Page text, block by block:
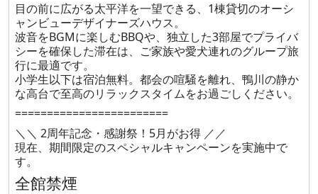
目の前に広がる太平洋を一望できる、1棟貸切のオーシ
ャンビューデザイナーズハウス。
波音をBGMに楽しむBBQや、独立した3部屋でプライバ
シーを確保した滞在は、ご家族や愛犬連れのグループ旅
行に最適です。
小学生以下は宿泊無料。都会の喧騒を離れ、鴨川の静か
な高台で至高のリラックスタイムをお過ごしください。
========================
＼＼ 2周年記念・感謝祭！5月がお得 ／／
現在、期間限定のスペシャルキャンペーンを実施中で
す。
全館禁煙